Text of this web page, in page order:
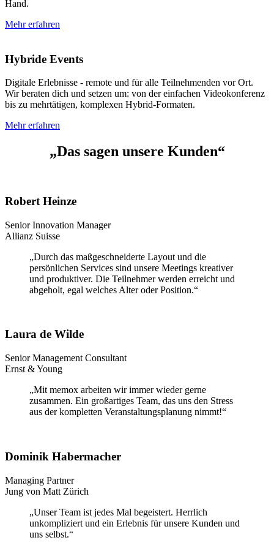
Hand.
Mehr erfahren
Hybride Events
Digitale Erlebnisse - remote und für alle Teilnehmenden vor Ort.
Wir beraten dich und setzen um: von der einfachen Videokonferenz
bis zu mehrtätigen, komplexen Hybrid-Formaten.
Mehr erfahren
„Das sagen unsere Kunden“
Robert Heinze
Senior Innovation Manager
Allianz Suisse
„Durch das maßgeschneiderte Layout und die
persönlichen Services sind unsere Meetings kreativer
und produktiver. Die Teilnehmer werden erreicht und
abgeholt, egal welches Alter oder Position.“
Laura de Wilde
Senior Management Consultant
Ernst & Young
„Mit memox arbeiten wir immer wieder gerne
zusammen. Ein großartiges Team, das uns den Stress
aus der kompletten Veranstaltungsplanung nimmt!“
Dominik Habermacher
Managing Partner
Jung von Matt Zürich
„Unser Team ist jedes Mal begeistert. Herrlich
unkompliziert und ein Erlebnis für unsere Kunden und
uns selbst.“